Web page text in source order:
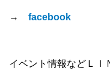
→ facebook
イベント情報などＬＩ